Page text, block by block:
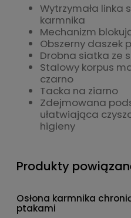
Wytrzymała linka
karmnika
Mechanizm
Obszerny daszek
Drobna siatka ze
Stalowy korpus
czarno
Tacka na ziarno
Zdejmowana
ułatwiająca
higieny
Produkty
Osłona karmnika
ptakami